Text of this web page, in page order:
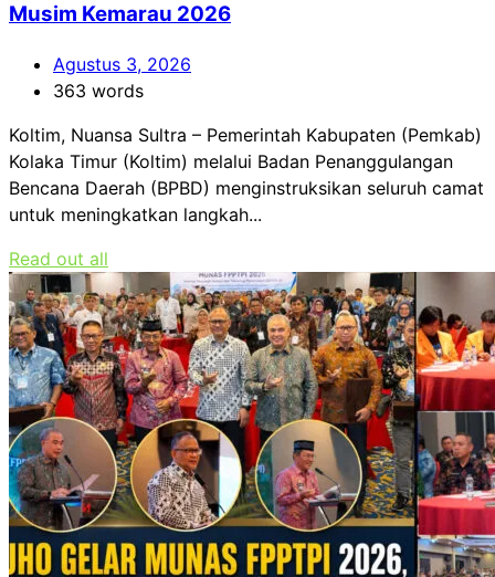
Musim Kemarau 2026
Agustus 3, 2026
363 words
Koltim, Nuansa Sultra – Pemerintah Kabupaten (Pemkab)
Kolaka Timur (Koltim) melalui Badan Penanggulangan
Bencana Daerah (BPBD) menginstruksikan seluruh camat
untuk meningkatkan langkah...
Read out all